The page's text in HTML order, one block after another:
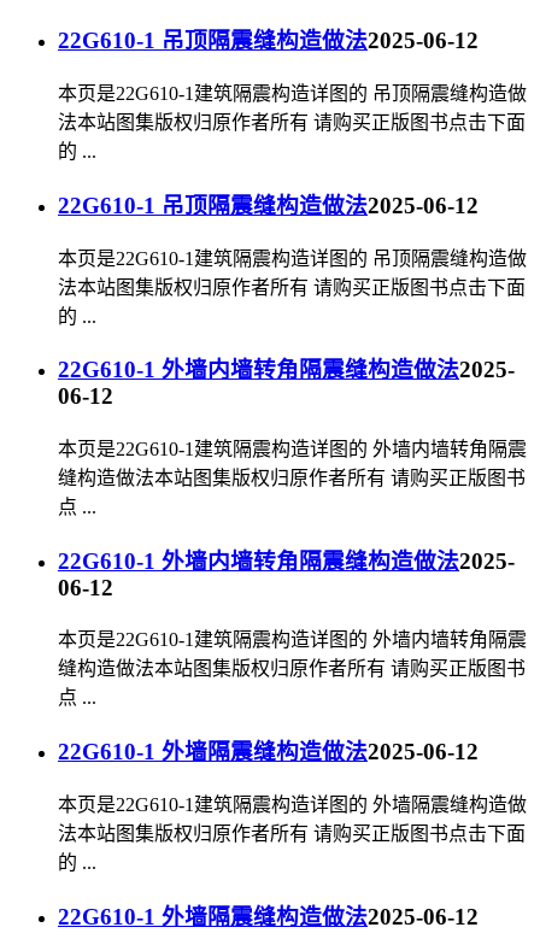
22G610-1 吊顶隔震缝构造做法2025-06-12
本页是22G610-1建筑隔震构造详图的 吊顶隔震缝构造做
法本站图集版权归原作者所有 请购买正版图书点击下面
的 ...
22G610-1 吊顶隔震缝构造做法2025-06-12
本页是22G610-1建筑隔震构造详图的 吊顶隔震缝构造做
法本站图集版权归原作者所有 请购买正版图书点击下面
的 ...
22G610-1 外墙内墙转角隔震缝构造做法2025-
06-12
本页是22G610-1建筑隔震构造详图的 外墙内墙转角隔震
缝构造做法本站图集版权归原作者所有 请购买正版图书
点 ...
22G610-1 外墙内墙转角隔震缝构造做法2025-
06-12
本页是22G610-1建筑隔震构造详图的 外墙内墙转角隔震
缝构造做法本站图集版权归原作者所有 请购买正版图书
点 ...
22G610-1 外墙隔震缝构造做法2025-06-12
本页是22G610-1建筑隔震构造详图的 外墙隔震缝构造做
法本站图集版权归原作者所有 请购买正版图书点击下面
的 ...
22G610-1 外墙隔震缝构造做法2025-06-12